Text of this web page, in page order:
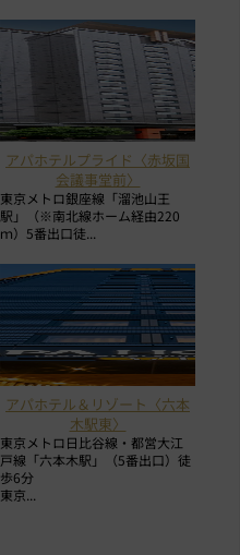
アパホテルプライド〈赤坂国
会議事堂前〉
東京メトロ銀座線「溜池山王
駅」（※南北線ホーム経由220
ｍ）5番出口徒...
アパホテル＆リゾート〈六本
木駅東〉
東京メトロ日比谷線・都営大江
戸線「六本木駅」（5番出口）徒
歩6分
東京...